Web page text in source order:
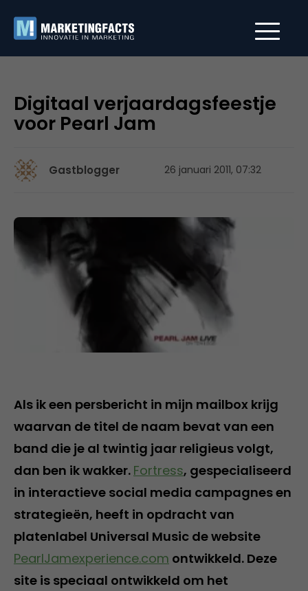
Digitaal verjaardagsfeestje
voor Pearl Jam
Gastblogger 26 januari 2011, 07:32
Als ik een persbericht in mijn mailbox krijg
waarvan de titel de naam bevat van een
band die je al twintig jaar religieus volgt,
dan ben ik wakker. Fortress, gespecialiseerd
in interactieve social media campagnes en
strategieën, heeft in opdracht van
platenlabel Universal Music de website
PearlJamexperience.com ontwikkeld. Deze
site is speciaal ontwikkeld om het